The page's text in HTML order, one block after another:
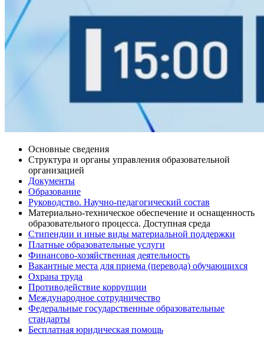
Основные сведения
Структура и органы управления образовательной
организацией
Документы
Образование
Руководство. Научно-педагогический состав
Материально-техническое обеспечение и оснащенность
образовательного процесса. Доступная среда
Стипендии и иные виды материальной поддержки
Платные образовательные услуги
Финансово-хозяйственная деятельность
Вакантные места для приема (перевода) обучающихся
Охрана труда
Противодействие коррупции
Международное сотрудничество
Федеральные государственные образовательные
стандарты
Бесплатная юридическая помощь